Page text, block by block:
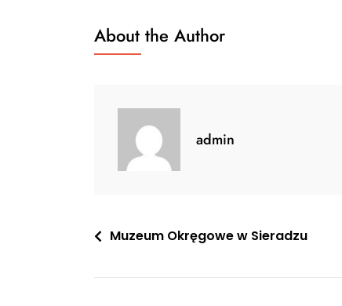
About the Author
admin
Nawigacja
Muzeum Okręgowe w Sieradzu